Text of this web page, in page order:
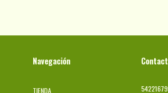
Navegación
TIENDA